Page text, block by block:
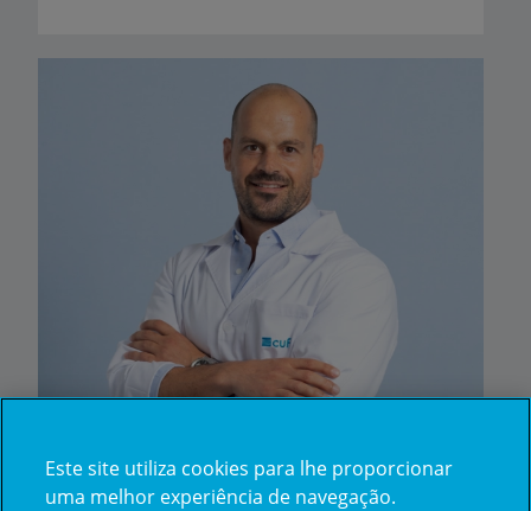
Marcação online
Este site utiliza cookies para lhe proporcionar
uma melhor experiência de navegação.